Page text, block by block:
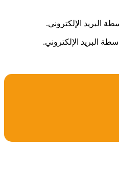
البريد الإلكتروني.
البريد الإلكتروني.